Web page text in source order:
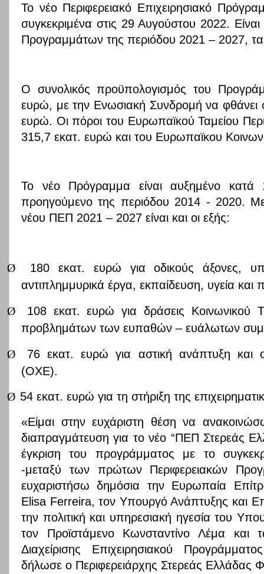
Το νέο Περιφερειακό Επιχειρησιακό
συγκεκριμένα στις 29 Αυγούστου 2022.
Προγραμμάτων της περιόδου 2021 – 2027, τα
Ο συνολικός προϋπολογισμός του
ευρώ, με την Ενωσιακή Συνδρομή να φθάνει
ευρώ. Οι πόροι του Ευρωπαϊκού Ταμείου
315,7 εκατ. ευρώ και του Ευρωπαϊκου
Το νέο Πρόγραμμα είναι αυξημένο
προηγούμενο της περιόδου 2014 - 2020.
νέου ΠΕΠ 2021 – 2027 είναι και οι εξής:
Ø 180 εκατ. ευρώ για οδικούς άξονες,
αντιπλημμυρικά έργα, εκπαίδευση, υγεία και
Ø
108 εκατ. ευρώ για δράσεις Κοινωνικού
προβλημάτων των ευπαθών – ευάλωτων
Ø
76 εκατ. ευρώ για αστική ανάπτυξη και
(ΟΧΕ).
Ø 54 εκατ. ευρώ για τη στήριξη της
«Είμαι στην ευχάριστη θέση να
διαπραγμάτευση για το νέο “ΠΕΠ Στερεάς
έγκριση του προγράμματος με το
-μεταξύ των πρώτων Περιφερειακών
ευχαριστήσω δημόσια την Ευρωπαία
Elisa Ferreira, τον Υπουργό Ανάπτυξης και
την πολιτική και υπηρεσιακή ηγεσία του
τον Προϊστάμενο Κωνσταντίνο Λέμα και
Διαχείρισης Επιχειρησιακού
δήλωσε ο Περιφερειάρχης Στερεάς Ελλάδας